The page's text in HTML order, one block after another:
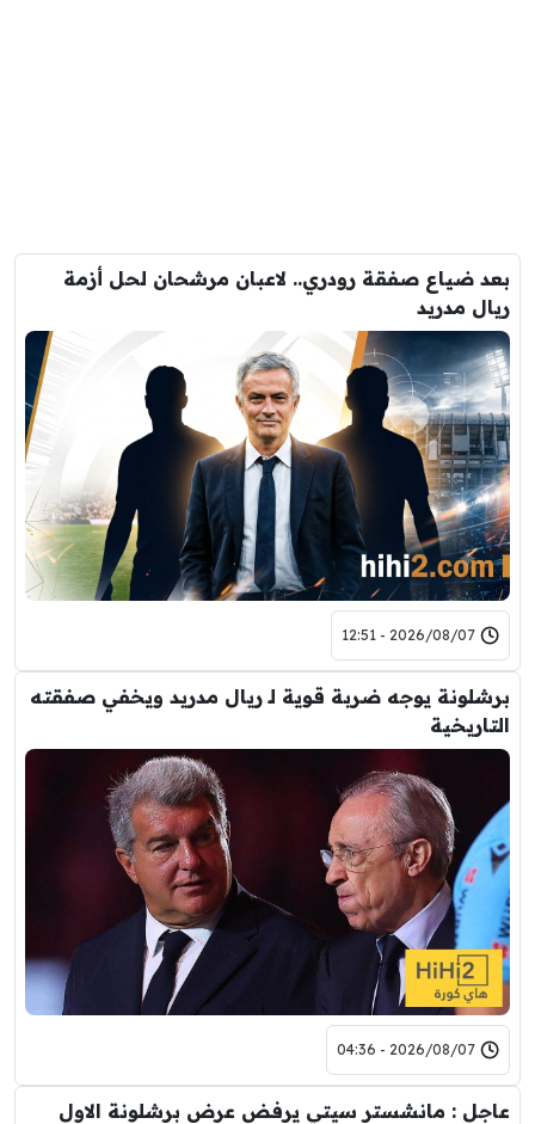
بعد ضياع صفقة رودري.. لاعبان مرشحان لحل أزمة
ريال مدريد
2026/08/07 - 12:51
برشلونة يوجه ضربة قوية لـ ريال مدريد ويخفي صفقته
التاريخية
2026/08/07 - 04:36
عاجل : مانشستر سيتي يرفض عرض برشلونة الاول